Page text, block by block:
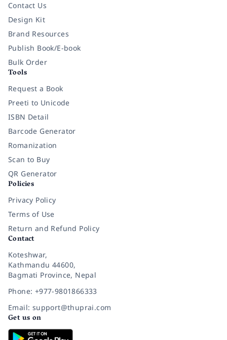
Contact Us
Design Kit
Brand Resources
Publish Book/E-book
Bulk Order
Tools
Request a Book
Preeti to Unicode
ISBN Detail
Barcode Generator
Romanization
Scan to Buy
QR Generator
Policies
Privacy Policy
Terms of Use
Return and Refund Policy
Contact
Koteshwar,
Kathmandu 44600,
Bagmati Province, Nepal
Phone: +977-9801866333
Email: support@thuprai.com
Get us on